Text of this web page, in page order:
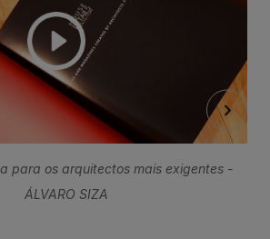
para os arquitectos mais exigentes -
ÁLVARO SIZA